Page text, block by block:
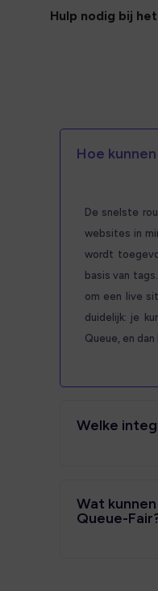
Hulp nodig bij
Hoe
De snelste
websites in
wordt
basis van
om een live
duidelijk: je
Queue, en
Welke
Wat
Queue-